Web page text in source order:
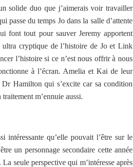
solide duo que j’aimerais voir travailler
passe du temps Jo dans la salle d’attente
font tout pour sauver Jeremy apportent
ultra cryptique de l’histoire de Jo et Link
l’histoire si ce n’est nous offrir à nous
à l’écran. Amelia et Kai de leur
Hamilton qui s’excite car sa condition
m’ennuie aussi.
intéressante qu’elle pouvait l’être sur le
un personnage secondaire cette année
seule perspective qui m’intéresse après